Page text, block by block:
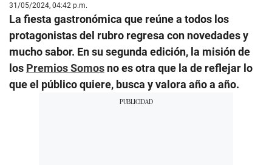
31/05/2024, 04:42 p.m.
La fiesta gastronómica que reúne a todos los
protagonistas del rubro regresa con novedades y
mucho sabor. En su segunda edición, la misión de
los Premios Somos no es otra que la de reflejar lo
que el público quiere, busca y valora año a año.